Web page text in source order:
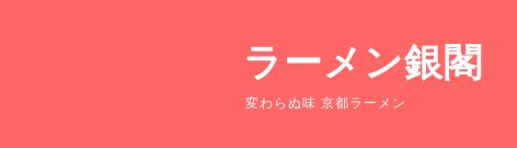
ラーメン銀閣
変わらぬ味 京都ラーメン